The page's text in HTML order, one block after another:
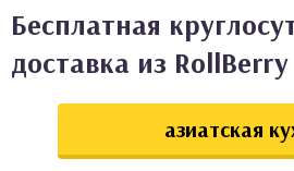
Бесплатная
доставка из
азиатская